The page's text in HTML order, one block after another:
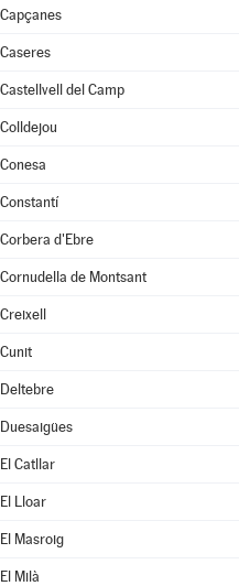
Capçanes
Caseres
Castellvell del Camp
Colldejou
Conesa
Constantí
Corbera d'Ebre
Cornudella de Montsant
Creixell
Cunit
Deltebre
Duesaigües
El Catllar
El Lloar
El Masroig
El Milà